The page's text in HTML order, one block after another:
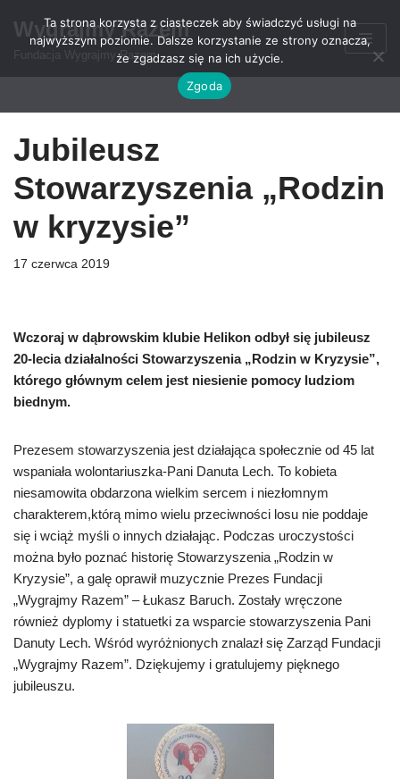
Przejdź
Wygrajmy Razem
Fundacja Wygrajmy Razem
Jubileusz
Stowarzyszenia „Rodzin
w kryzysie”
17 czerwca 2019
Wczoraj w dąbrowskim klubie Helikon odbył się jubileusz
20-lecia działalności Stowarzyszenia „Rodzin w Kryzysie”,
którego głównym celem jest niesienie pomocy ludziom
biednym.
Prezesem stowarzyszenia jest działająca społecznie od 45 lat
wspaniała wolontariuszka-Pani Danuta Lech. To kobieta
niesamowita obdarzona wielkim sercem i niezłomnym
charakterem,którą mimo wielu przeciwności losu nie poddaje
się i wciąż myśli o innych działając. Podczas uroczystości
można było poznać historię Stowarzyszenia „Rodzin w
Kryzysie”, a galę oprawił muzycznie Prezes Fundacji
„Wygrajmy Razem” – Łukasz Baruch. Zostały wręczone
również dyplomy i statuetki za wsparcie stowarzyszenia Pani
Danuty Lech. Wśród wyróżnionych znalazł się Zarząd Fundacji
„Wygrajmy Razem”. Dziękujemy i gratulujemy pięknego
jubileuszu.
Ta strona korzysta z ciasteczek aby świadczyć usługi na
najwyższym poziomie. Dalsze korzystanie ze strony oznacza,
że zgadzasz się na ich użycie.
Zgoda